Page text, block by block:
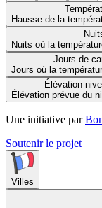
Hausse de la
Nuits où la
Jours de
Jours où la
Élévation
Élévation prévue du
Une initiative par
Soutenir le projet
Villes